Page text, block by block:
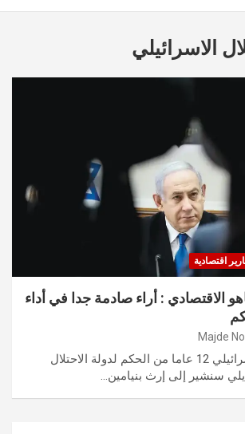
الاسرائيلي
اقتصادية
الاقتصادي : أراء صادمة جدا في أداء
Majde
يختتم الرئيس الإسرائيلي 12 عاما من الحكم لدولة الاحتلال
يلي سنشير إلى إرث بنيامين…